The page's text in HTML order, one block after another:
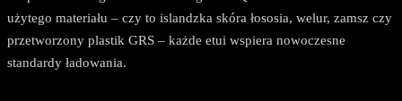
użytego materiału – czy to islandzka skóra łososia, welur, zamsz czy
przetworzony plastik GRS – każde etui wspiera nowoczesne
standardy ładowania.